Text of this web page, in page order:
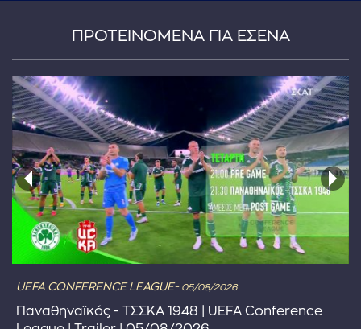
ΠΡΟΤΕΙΝΟΜΕΝΑ ΓΙΑ ΕΣΕΝΑ
UEFA CONFERENCE LEAGUE- 05/08/2026
Παναθηναϊκός - ΤΣΣΚΑ 1948 | UEFA Conference